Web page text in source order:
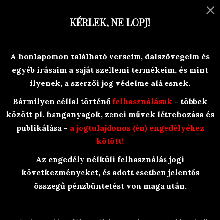
valóság-ok
Branyiczky Rita
×
KÉRLEK, NE LOPJ!
A honlapomon található verseim, dalszövegeim és
egyéb írásaim a saját szellemi termékeim, és mint
ilyenek, a szerzői jog védelme alá esnek.
Bármilyen céllal történő felhasználásuk - többek
között pl. hanganyagok, zenei művek létrehozása és
publikálása - a jogtulajdonos (én) engedélyéhez
kötött!
Az engedély nélküli felhasználás jogi
következményeket, és adott esetben jelentős
összegű pénzbüntetést von maga után.
BraRit Irkái Egyebek